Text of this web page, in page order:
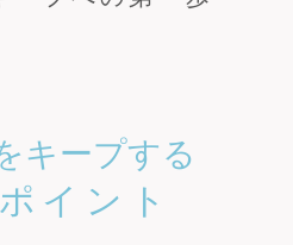
キープする
イント